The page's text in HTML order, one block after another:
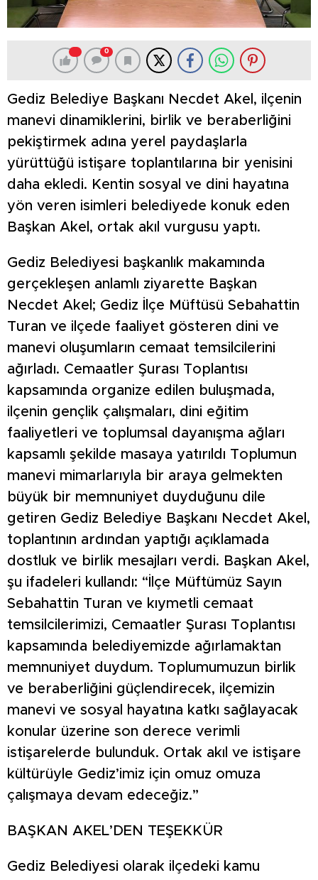
0
Gediz Belediye Başkanı Necdet Akel, ilçenin
manevi dinamiklerini, birlik ve beraberliğini
pekiştirmek adına yerel paydaşlarla
yürüttüğü istişare toplantılarına bir yenisini
daha ekledi. Kentin sosyal ve dini hayatına
yön veren isimleri belediyede konuk eden
Başkan Akel, ortak akıl vurgusu yaptı.
Gediz Belediyesi başkanlık makamında
gerçekleşen anlamlı ziyarette Başkan
Necdet Akel; Gediz İlçe Müftüsü Sebahattin
Turan ve ilçede faaliyet gösteren dini ve
manevi oluşumların cemaat temsilcilerini
ağırladı. Cemaatler Şurası Toplantısı
kapsamında organize edilen buluşmada,
ilçenin gençlik çalışmaları, dini eğitim
faaliyetleri ve toplumsal dayanışma ağları
kapsamlı şekilde masaya yatırıldı Toplumun
manevi mimarlarıyla bir araya gelmekten
büyük bir memnuniyet duyduğunu dile
getiren Gediz Belediye Başkanı Necdet Akel,
toplantının ardından yaptığı açıklamada
dostluk ve birlik mesajları verdi. Başkan Akel,
şu ifadeleri kullandı: “İlçe Müftümüz Sayın
Sebahattin Turan ve kıymetli cemaat
temsilcilerimizi, Cemaatler Şurası Toplantısı
kapsamında belediyemizde ağırlamaktan
memnuniyet duydum. Toplumumuzun birlik
ve beraberliğini güçlendirecek, ilçemizin
manevi ve sosyal hayatına katkı sağlayacak
konular üzerine son derece verimli
istişarelerde bulunduk. Ortak akıl ve istişare
kültürüyle Gediz’imiz için omuz omuza
çalışmaya devam edeceğiz.”
BAŞKAN AKEL’DEN TEŞEKKÜR
Gediz Belediyesi olarak ilçedeki kamu